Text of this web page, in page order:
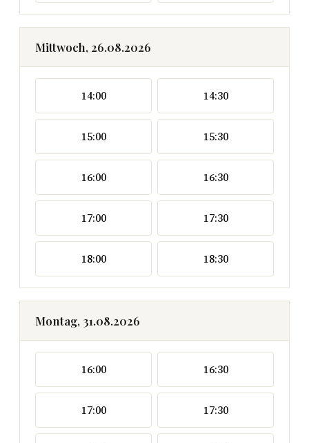
Mittwoch, 26.08.2026
14:00 14:30
15:00 15:30
16:00 16:30
17:00 17:30
18:00 18:30
Montag, 31.08.2026
16:00 16:30
17:00 17:30